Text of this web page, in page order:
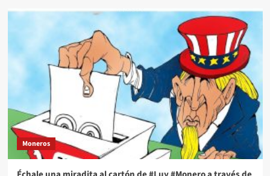
Moneros